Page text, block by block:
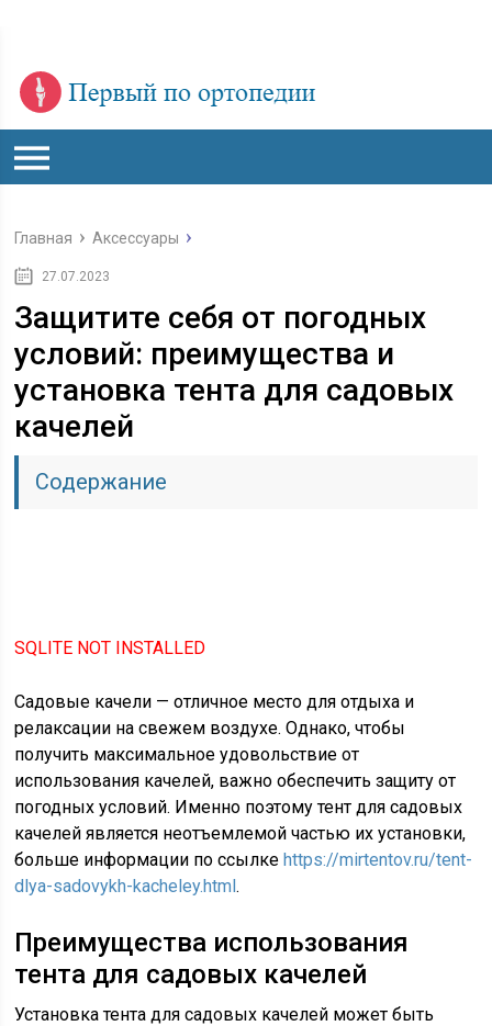
Главная Аксессуары
27.07.2023
Защитите себя от погодных
условий: преимущества и
установка тента для садовых
качелей
Содержание
SQLITE NOT INSTALLED
Садовые качели — отличное место для отдыха и
релаксации на свежем воздухе. Однако, чтобы
получить максимальное удовольствие от
использования качелей, важно обеспечить защиту от
погодных условий. Именно поэтому тент для садовых
качелей является неотъемлемой частью их установки,
больше информации по ссылкеhttps://mirtentov.ru/tent-
dlya-sadovykh-kacheley.html.
Преимущества использования
тента для садовых качелей
Установка тента для садовых качелей может быть